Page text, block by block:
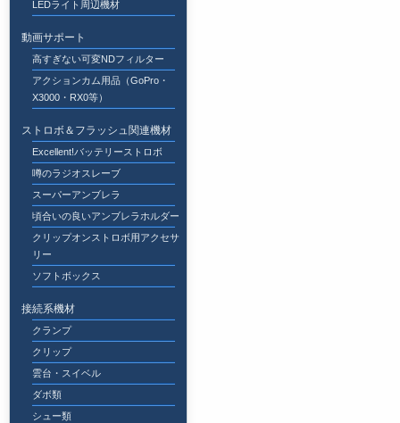
LEDライト周辺機材
動画サポート
高すぎない可変NDフィルター
アクションカム用品（GoPro・
X3000・RX0等）
ストロボ＆フラッシュ関連機材
Excellent!バッテリーストロボ
噂のラジオスレーブ
スーパーアンブレラ
頃合いの良いアンブレラホルダー
クリップオンストロボ用アクセサ
リー
ソフトボックス
接続系機材
クランプ
クリップ
雲台・スイベル
ダボ類
シュー類